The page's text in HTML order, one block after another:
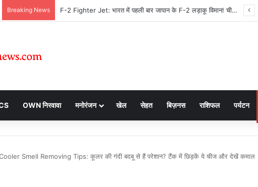
Breaking News The Traitors 2 में कौन अपना, कौन पराया? ट्रेलर ने खोले धोखे और सस्पेंस के राज
OWN निरवावा मनोरंजन खेल सेहत बिज़नस राशिफल पर्यटन
Smell Removing Tips: कूलर की गंदी बदबू से हैं परेशान? टैंक में छिड़कें ये चीज और देखें कमाल